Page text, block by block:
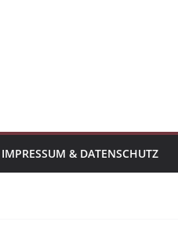
IMPRESSUM & DATENSCHUTZ